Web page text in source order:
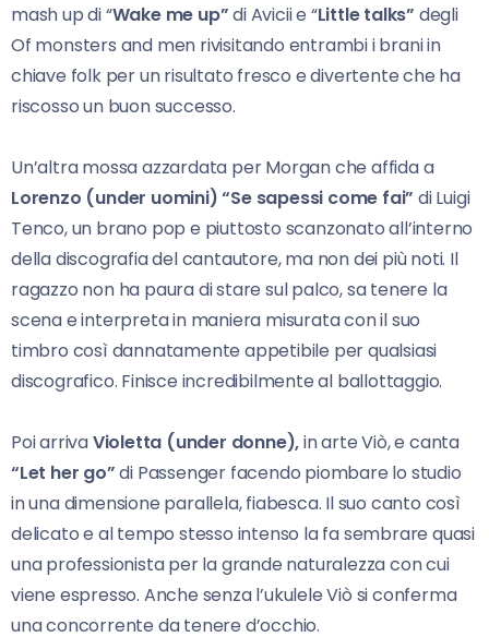
mash up di “Wake me up”di Avicii e “Little talks” degli
Of monsters and men rivisitando entrambi i brani in
chiave folk per un risultato fresco e divertente che ha
riscosso un buon successo.
Un’altra mossa azzardata per Morgan che affida a
Lorenzo (under uomini) “Se sapessi come fai” di Luigi
Tenco, un brano pop e piuttosto scanzonato all’interno
della discografia del cantautore, ma non dei più noti. Il
ragazzo non ha paura di stare sul palco, sa tenere la
scena e interpreta in maniera misurata con il suo
timbro così dannatamente appetibile per qualsiasi
discografico. Finisce incredibilmente al ballottaggio.
Poi arrivaVioletta (under donne),in arte Viò, e canta
“Let her go”di Passenger facendo piombare lo studio
in una dimensione parallela, fiabesca. Il suo canto così
delicato e al tempo stesso intenso la fa sembrare quasi
una professionista per la grande naturalezza con cui
viene espresso. Anche senza l’ukulele Viò si conferma
una concorrente da tenere d’occhio.